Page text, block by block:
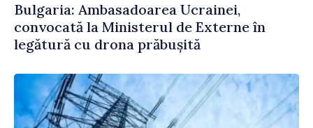
Bulgaria: Ambasadoarea Ucrainei,
convocată la Ministerul de Externe în
legătură cu drona prăbușită